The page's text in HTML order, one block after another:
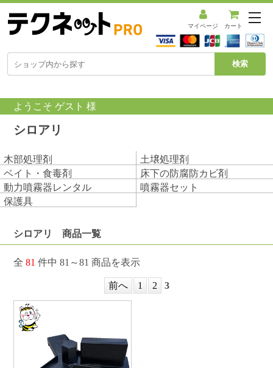
マイページ カート
メ
ュ
ー
を
く
ようこそ ゲスト 様
シロアリ
木部処理剤
土壌処理剤
ベイト・食毒剤
床下の防腐防カビ剤
動力噴霧器レンタル
噴霧器セット
保護具
シロアリ 商品一覧
全81 件中 81～81 商品を表示
前へ 1 2 3